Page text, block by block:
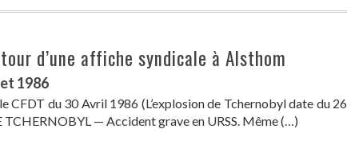
d’une affiche syndicale à Alsthom
1986
CFDT du 30 Avril 1986 (L’explosion de Tchernobyl date du 26
— Accident grave en URSS. Même (…)